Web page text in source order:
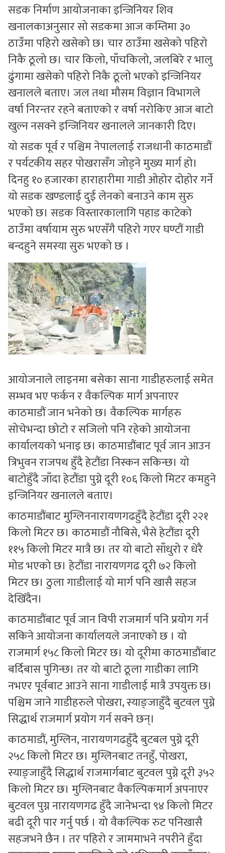
सडक निर्माण आयोजनाका इन्जिनियर शिव
खनालकाअनुसार सो सडकमा आज कम्तिमा ३०
ठाउँमा पहिरो खसेको छ। चार ठाउँमा खसेको पहिरो
निकै ठूलो छ। चार किलो, पाँचकिलो, जलबिरे र भालु
ढुंगामा खसेको पहिरो निकै ठूलो भएको इन्जिनियर
खनालले बताए। जल तथा मौसम विज्ञान विभागले
वर्षा निरन्तर रहने बताएको र वर्षा नरोकिए आज बाटो
खुल्न नसक्ने इन्जिनियर खनालले जानकारी दिए।
यो सडक पूर्व र पश्चिम नेपाललाई राजधानी काठमाडौं
र पर्यटकीय सहर पोखरासँग जोड्ने मुख्य मार्ग हो।
दिनहु १० हजारका हाराहारीमा गाडी ओहोर दोहोर गर्ने
यो सडक खण्डलाई दुई लेनको बनाउने काम सुरु
भएको छ। सडक विस्तारकालागि पहाड काटेको
ठाउँमा वर्षायाम सुरु भएसँगै पहिरो गएर घण्टौं गाडी
बन्दहुने समस्या सुरु भएको छ ।
आयोजनाले लाइनमा बसेका साना गाडीहरुलाई समेत
सम्भव भए फर्कन र वैकल्पिक मार्ग अपनाएर
काठमाडौं जान भनेको छ। वैकल्पिक मार्गहरु
सोचेभन्दा छोटो र सजिलो पनि रहेको आयोजना
कार्यालयको भनाइ छ। काठमाडौंबाट पूर्व जान आउन
त्रिभुवन राजपथ हुँदै हेटौंडा निस्कन सकिन्छ। यो
बाटोहुँदै जाँदा हेटौंडा पुग्ने दूरी १०६ किलो मिटर कमहुने
इन्जिनियर खनालले बताए।
काठमाडौंबाट मुग्लिननारायणगढहुँदै हेटौंडा दूरी २२१
किलो मिटर छ। काठमाडौं नौबिसे, भैसे हेटौंडा दूरी
११५ किलो मिटर मात्रै छ। तर यो बाटो साँधुरो र धेरै
मोड भएको छ। हेटौंडा नारायणगढ दूरी ७२ किलो
मिटर छ। ठुला गाडीलाई यो मार्ग पनि खासै सहज
देखिँदैन।
काठमाडौंबाट पूर्व जान विपी राजमार्ग पनि प्रयोग गर्न
सकिने आयोजना कार्यालयले जनाएको छ । यो
राजमार्ग १५८ किलो मिटर छ। यो दूरीमा काठमाडौंबाट
बर्दिबास पुगिन्छ। तर यो बाटो ठूला गाडीका लागि
नभएर पूर्वबाट आउने साना गाडीलाई मात्रै उपयुक्त छ।
पश्चिम जाने गाडीहरुले पोखरा, स्याङ्जाहुँदै बुटवल पुग्ने
सिद्धार्थ राजमार्ग प्रयोग गर्न सक्ने छन्।
काठमाडौं, मुग्लिन, नारायणगढहुँदै बुटबल पुग्ने दूरी
२५८ किलो मिटर छ। मुग्लिनबाट तनहुँ, पोखरा,
स्याङ्जाहुँदै सिद्धार्थ राजमार्गबाट बुटवल पुग्ने दूरी ३५२
किलो मिटर छ। मुग्लिनबाट वैकल्पिकमार्ग अपनाएर
बुटवल पुग्न नारायणगढ हुँदै जानेभन्दा ९४ किलो मिटर
बढी दूरी पार गर्नु पर्छ । यो वैकल्पिक रुट पनिखासै
सहजभने छैन । तर पहिरो र जाममाभने नपरीने हुँदा